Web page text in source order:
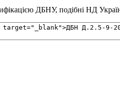
ДБНУ, подібні НД